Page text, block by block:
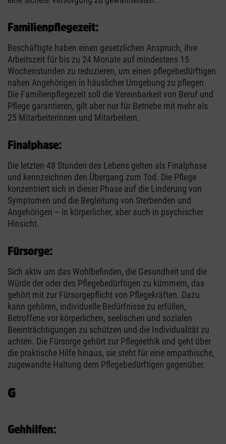
Familienpflegezeit:
Beschäftigte haben einen gesetzlichen Anspruch, ihre
Arbeitszeit für bis zu 24 Monate auf mindestens 15
Wochenstunden zu reduzieren, um einen pflegebedürftigen
nahen Angehörigen in häuslicher Umgebung zu pflegen.
Die Familienpflegezeit soll die Vereinbarkeit von Beruf und
Pflege garantieren, gilt aber nur für Betriebe mit mehr als
25 Mitarbeiterinnen und Mitarbeitern.
Finalphase:
Die letzten 48 Stunden des Lebens gelten als Finalphase
und kennzeichnen den Übergang zum Tod. Die Pflege
konzentriert sich in dieser Phase auf die Linderung von
Symptomen und die Begleitung von Sterbenden und
Angehörigen – in körperlicher, aber auch in psychischer
Hinsicht.
Fürsorge:
Sich aktiv um das Wohlbefinden, die Gesundheit und die
Würde der oder des Pflegebedürftigen zu kümmern, das
gehört mit zur Fürsorgepflicht von Pflegekräften. Dazu
kann gehören, individuelle Bedürfnisse zu erfüllen,
Betroffene vor körperlichen, seelischen und sozialen
Beeinträchtigungen zu schützen und die Individualität zu
achten. Die Fürsorge gehört zur Pflegeethik und geht über
die praktische Hilfe hinaus, sie steht für eine empathische,
zugewandte Haltung dem Pflegebedürftigen gegenüber.
G
Gehhilfen: